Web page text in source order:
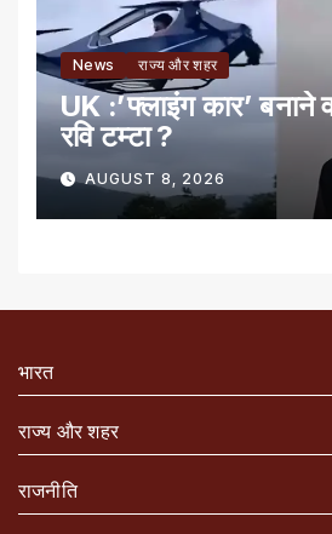
News राज्य और शहर
UK :’फ्लाइंग कार’ बनाने
रवि टम्टा ?
AUGUST 8, 2026
भारत
राज्य और शहर
राजनीति